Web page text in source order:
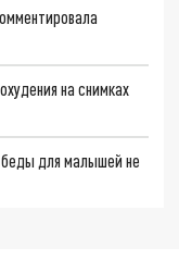
на снимках
беды для малышей не